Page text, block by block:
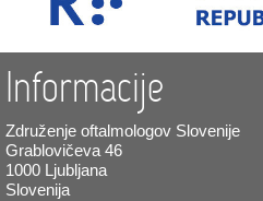
Informacije
Združenje oftalmologov Slovenije
Grablovičeva 46
1000 Ljubljana
Slovenija